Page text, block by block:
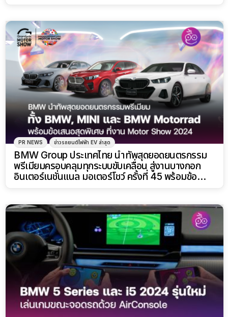
PR NEWS ข่าวรถยนต์ไฟฟ้า EV ล่าสุด
BMW Group ประเทศไทย นำทัพสุดยอดยนตรกรรม
พรีเมียมครอบคลุมทุกระบบขับเคลื่อน สู่งานบางกอก
อินเตอร์เนชั่นแนล มอเตอร์โชว์ ครั้งที่ 45 พร้อมข้อ